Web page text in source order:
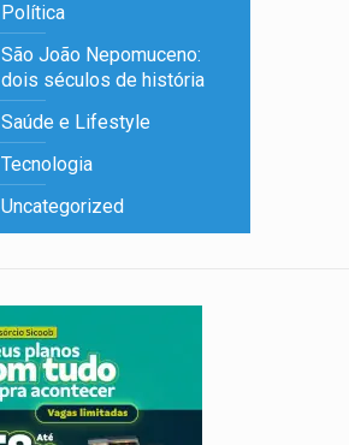
Política
São João Nepomuceno:
dois séculos de história
Saúde e Lifestyle
Tecnologia
Uncategorized